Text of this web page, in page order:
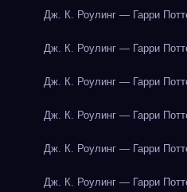
Дж. К. Роулинг — Гарри
Дж. К. Роулинг — Гарри
Дж. К. Роулинг — Гарри
Дж. К. Роулинг — Гарри
Дж. К. Роулинг — Гарри
Дж. К. Роулинг — Гарри